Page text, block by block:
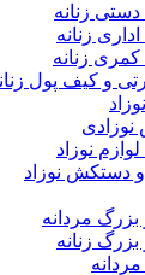
زنانه
زنانه
زنانه
و کیف پول
نوزادی
نوزاد
و دستکش نوزاد
بزرگ مردانه
بزرگ زنانه